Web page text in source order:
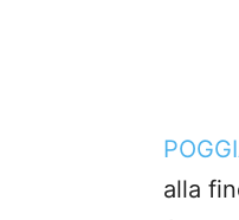
alla